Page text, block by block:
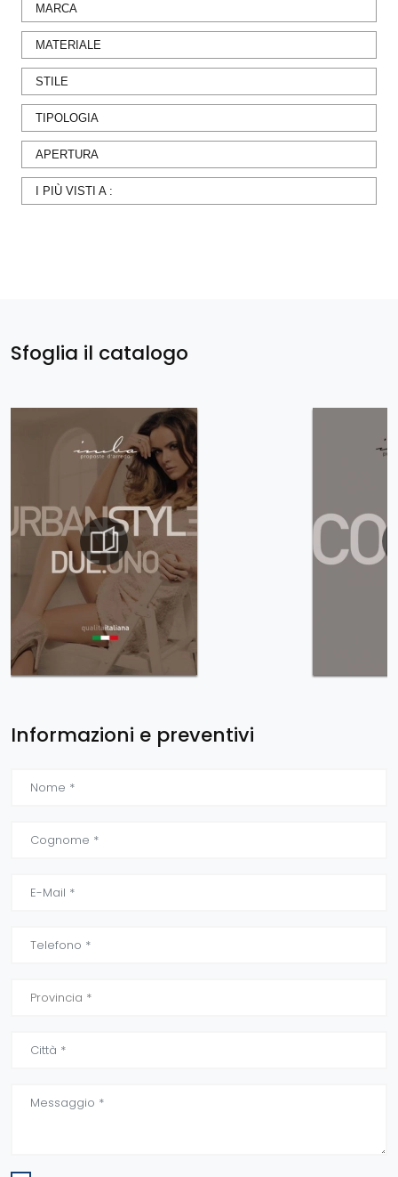
MARCA
MATERIALE
STILE
TIPOLOGIA
APERTURA
I PIÙ VISTI A :
Sfoglia il catalogo
Informazioni e preventivi